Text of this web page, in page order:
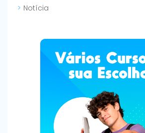
Notícia